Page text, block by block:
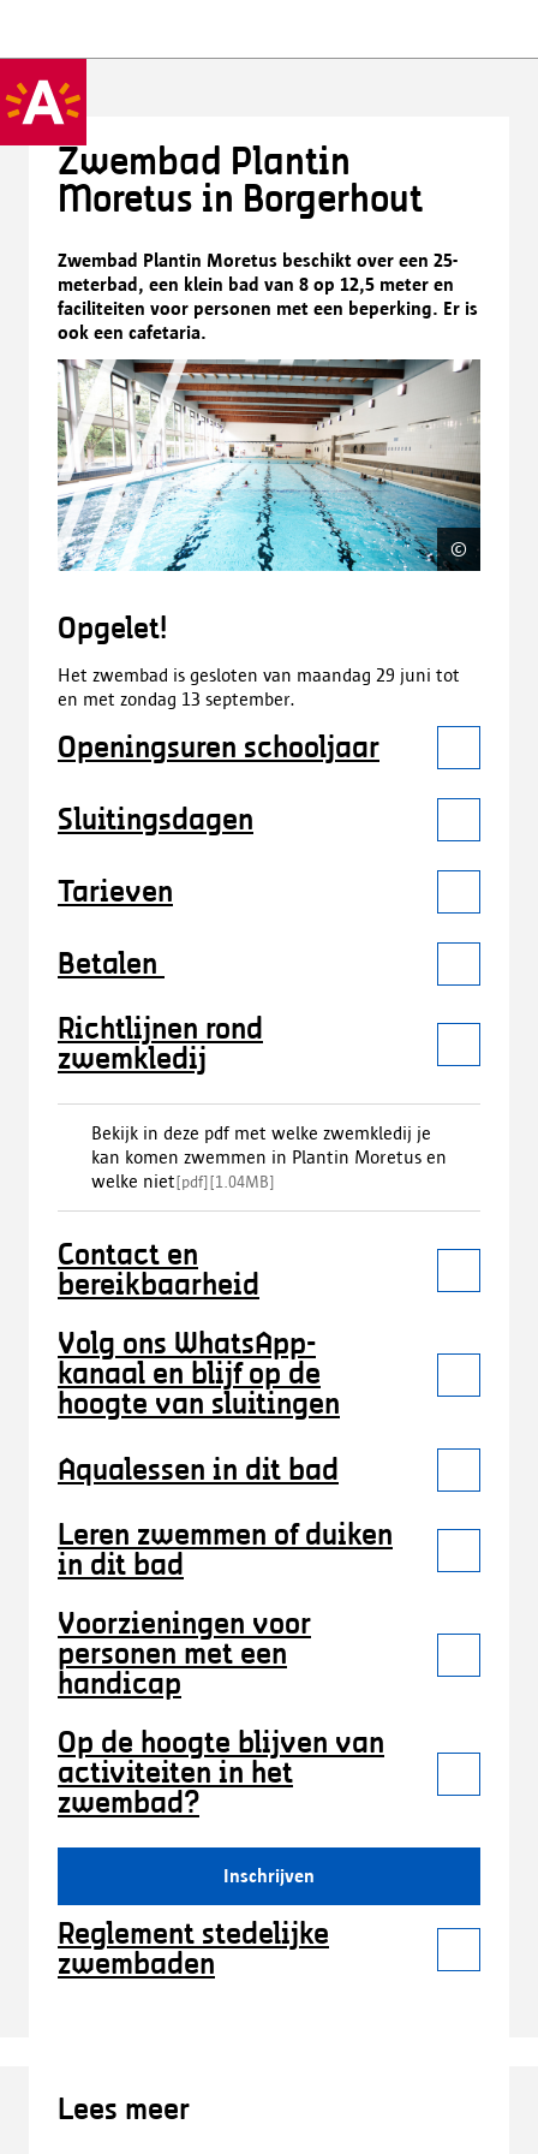
Zwembad Plantin
Moretus in Borgerhout
Zwembad Plantin Moretus beschikt over een 25-
meterbad, een klein bad van 8 op 12,5 meter en
faciliteiten voor personen met een beperking. Er is
ook een cafetaria.
©
Opgelet!
Het zwembad is gesloten van maandag 29 juni tot
en met zondag 13 september.
Openingsuren schooljaar
Sluitingsdagen
Tarieven
Betalen
Richtlijnen rond
zwemkledij
Bekijk in deze pdf met welke zwemkledij je
kan komen zwemmen in Plantin Moretus en
welke niet[pdf][1.04MB]
Contact en
bereikbaarheid
Volg ons WhatsApp-
kanaal en blijf op de
hoogte van sluitingen
Aqualessen in dit bad
Leren zwemmen of duiken
in dit bad
Voorzieningen voor
personen met een
handicap
Op de hoogte blijven van
activiteiten in het
zwembad?
Inschrijven
Reglement stedelijke
zwembaden
Lees meer